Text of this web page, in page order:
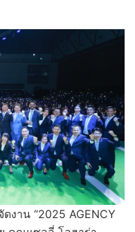
งาน “2025 AGENCY